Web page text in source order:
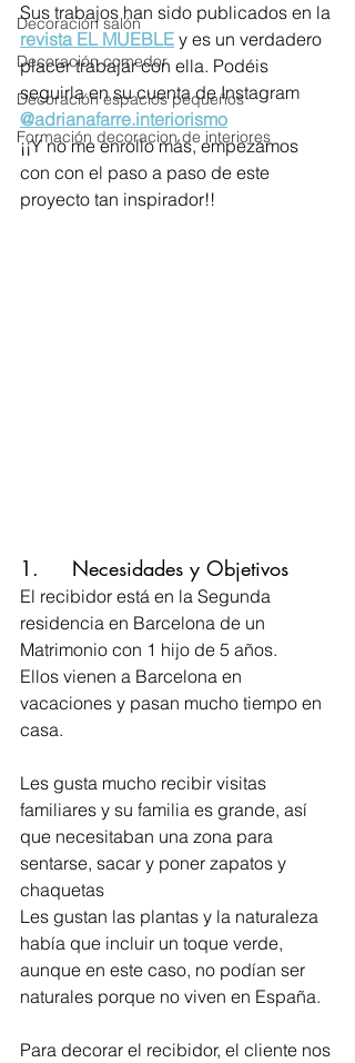
Decoración salón
Decoración comedor
Decoración espacios pequeños
Formación decoracion de interiores
Sus trabajos han sido publicados en la
revista EL MUEBLE y es un verdadero
placer trabajar con ella. Podéis
seguirla en su cuenta de Instagram
@adrianafarre.interiorismo
¡¡Y no me enrollo más, empezamos
con con el paso a paso de este
proyecto tan inspirador!!
1.     Necesidades y Objetivos
El recibidor está en la Segunda
residencia en Barcelona de un
Matrimonio con 1 hijo de 5 años.
Ellos vienen a Barcelona en
vacaciones y pasan mucho tiempo en
casa.
Les gusta mucho recibir visitas
familiares y su familia es grande, así
que necesitaban una zona para
sentarse, sacar y poner zapatos y
chaquetas
Les gustan las plantas y la naturaleza
había que incluir un toque verde,
aunque en este caso, no podían ser
naturales porque no viven en España.
Para decorar el recibidor, el cliente nos